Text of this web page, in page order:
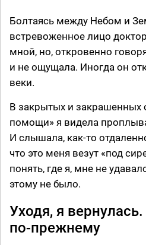
Болтаясь между Небом и
встревоженное лицо
мной, но, откровенно
и не ощущала. Иногда он
веки.
В закрытых и закрашенных
помощи» я видела
И слышала, как-то
что это меня везут «под
понять, где я, мне не
этому не было.
Уходя, я
по-прежнему